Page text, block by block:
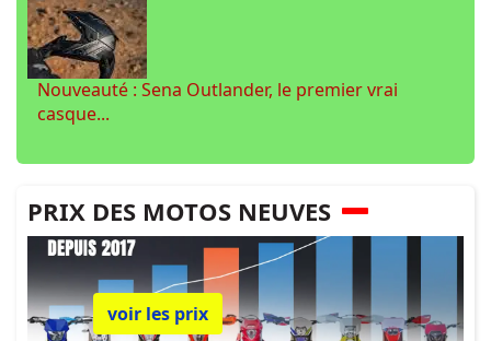
Nouveauté : Sena Outlander, le premier vrai
casque...
PRIX DES MOTOS NEUVES
voir les prix